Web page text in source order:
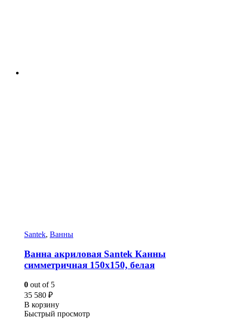
Santek, Ванны
Ванна акриловая Santek Канны
симметричная 150х150, белая
0 out of 5
35 580 ₽
В корзину
Быстрый просмотр